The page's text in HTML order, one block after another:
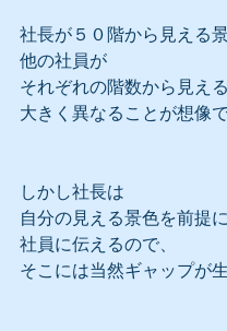
社長が５０階から見える
他の社員が
それぞれの階数から見え
大きく異なることが想像で
しかし社長は
自分の見える景色を前提に
社員に伝えるので、
そこには当然ギャップが生